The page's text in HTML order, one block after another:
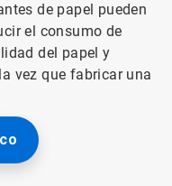
de papel pueden
el consumo de
del papel y
vez que fabricar una